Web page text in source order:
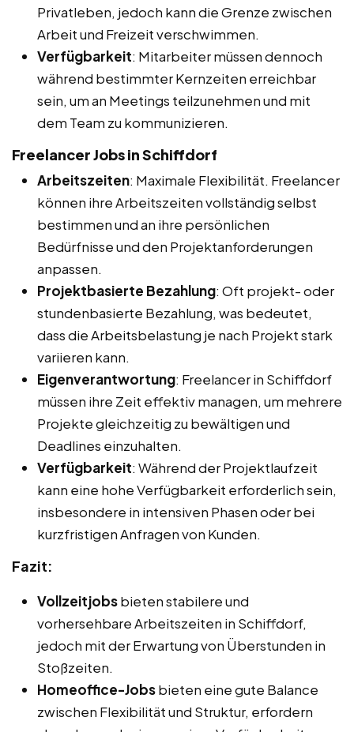
Privatleben, jedoch kann die Grenze zwischen
Arbeit und Freizeit verschwimmen.
Verfügbarkeit: Mitarbeiter müssen dennoch
während bestimmter Kernzeiten erreichbar
sein, um an Meetings teilzunehmen und mit
dem Team zu kommunizieren.
Freelancer Jobs in Schiffdorf
Arbeitszeiten: Maximale Flexibilität. Freelancer
können ihre Arbeitszeiten vollständig selbst
bestimmen und an ihre persönlichen
Bedürfnisse und den Projektanforderungen
anpassen.
Projektbasierte Bezahlung: Oft projekt- oder
stundenbasierte Bezahlung, was bedeutet,
dass die Arbeitsbelastung je nach Projekt stark
variieren kann.
Eigenverantwortung: Freelancer in Schiffdorf
müssen ihre Zeit effektiv managen, um mehrere
Projekte gleichzeitig zu bewältigen und
Deadlines einzuhalten.
Verfügbarkeit: Während der Projektlaufzeit
kann eine hohe Verfügbarkeit erforderlich sein,
insbesondere in intensiven Phasen oder bei
kurzfristigen Anfragen von Kunden.
Fazit:
Vollzeitjobsbieten stabilere und
vorhersehbare Arbeitszeiten in Schiffdorf,
jedoch mit der Erwartung von Überstunden in
Stoßzeiten.
Homeoffice-Jobsbieten eine gute Balance
zwischen Flexibilität und Struktur, erfordern